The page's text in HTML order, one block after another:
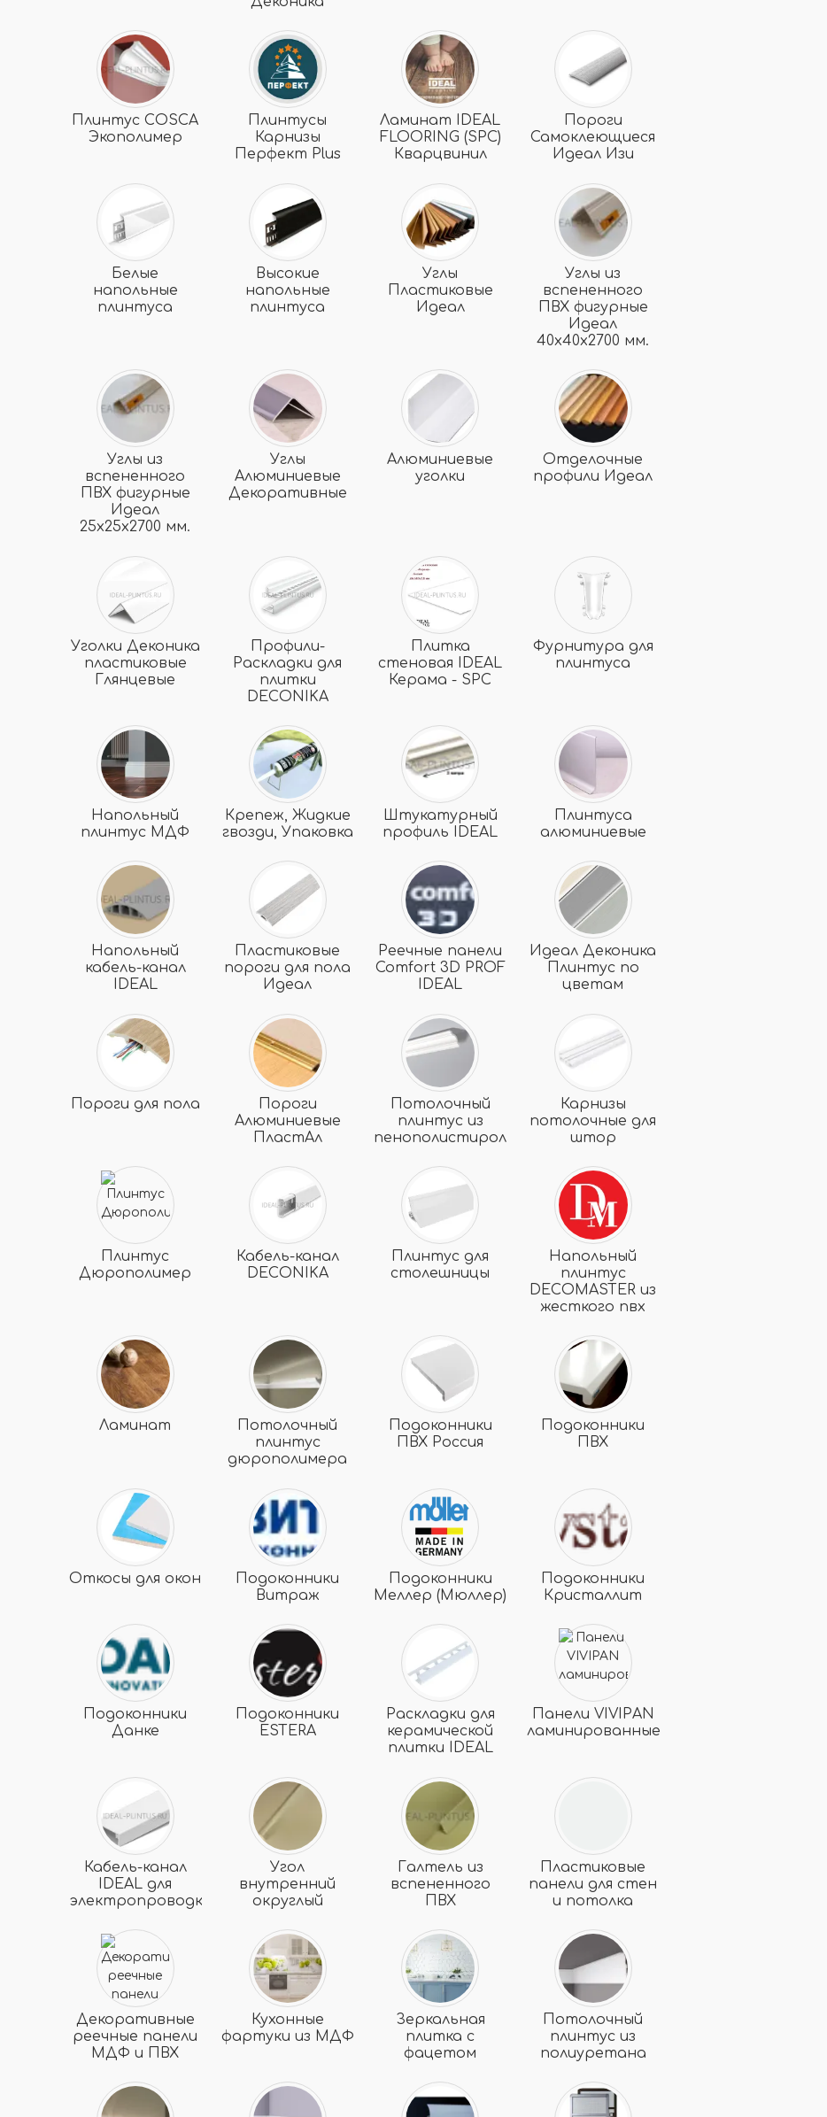
Плинтус COSCA
Экополимер
Плинтусы
Карнизы
Перфект Plus
Ламинат IDEAL
FLOORING (SPC)
Кварцвинил
Пороги
Самоклеющиеся
Идеал Изи
Белые
напольные
плинтуса
Высокие
напольные
плинтуса
Углы
Пластиковые
Идеал
Углы из
вспененного
ПВХ фигурные
Идеал
40х40х2700 мм.
Углы из
вспененного
ПВХ фигурные
Идеал
25х25х2700 мм.
Углы
Алюминиевые
Декоративные
Алюминиевые
уголки
Отделочные
профили Идеал
Уголки Деконика
пластиковые
Глянцевые
Профили-
Раскладки для
плитки
DECONIKA
Плитка
стеновая IDEAL
Керама - SPC
Фурнитура для
плинтуса
Напольный
плинтус МДФ
Крепеж, Жидкие
гвозди, Упаковка
Штукатурный
профиль IDEAL
Плинтуса
алюминиевые
Напольный
кабель-канал
IDEAL
Пластиковые
пороги для пола
Идеал
Реечные панели
Comfort 3D PROF
IDEAL
Идеал Деконика
Плинтус по
цветам
Пороги для пола
Пороги
Алюминиевые
ПластАл
Потолочный
плинтус из
пенополистирола
Карнизы
потолочные для
штор
Плинтус
Дюрополимер
Кабель-канал
DECONIKA
Плинтус для
столешницы
Напольный
плинтус
DECOMASTER из
жесткого пвх
Ламинат
Потолочный
плинтус
дюрополимера
Подоконники
ПВХ Россия
Подоконники
ПВХ
Откосы для окон
Подоконники
Витраж
Подоконники
Меллер (Мюллер)
Подоконники
Кристаллит
Подоконники
Данке
Подоконники
ESTERA
Раскладки для
керамической
плитки IDEAL
Панели VIVIPAN
ламинированные
Кабель-канал
IDEAL для
электропроводки
Угол
внутренний
округлый
Галтель из
вспененного
ПВХ
Пластиковые
панели для стен
и потолка
Декоративные
реечные панели
МДФ и ПВХ
Кухонные
фартуки из МДФ
Зеркальная
плитка с
фацетом
Потолочный
плинтус из
полиуретана